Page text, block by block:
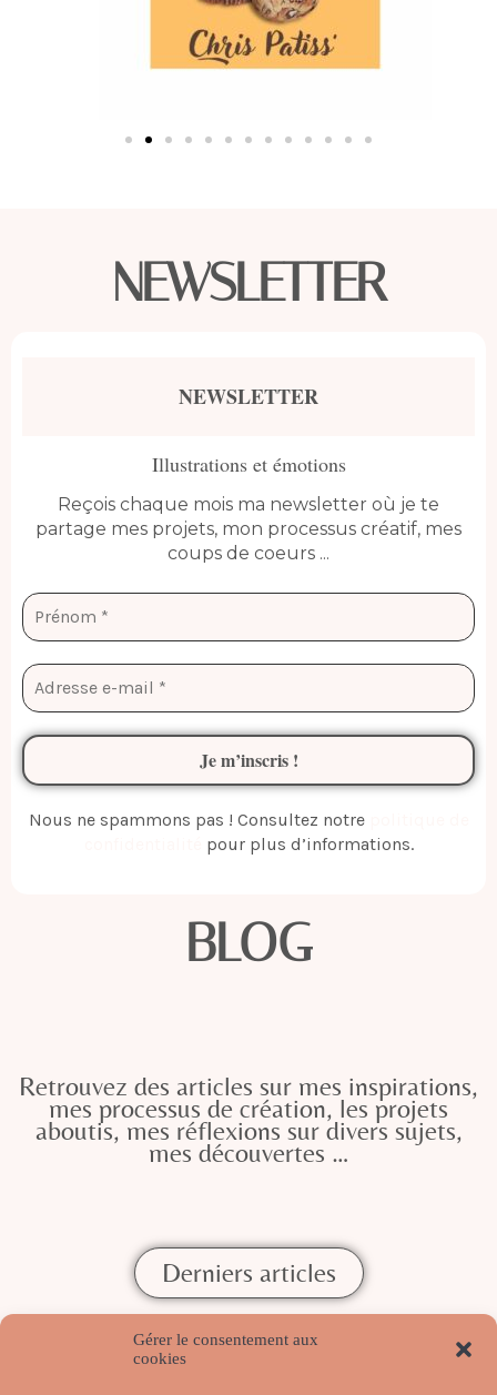
Gérer le consentement aux
cookies
NEWSLETTER
NEWSLETTER
Illustrations et émotions
Reçois chaque mois ma newsletter où je te
partage mes projets, mon processus créatif, mes
coups de coeurs ...
Nous ne spammons pas ! Consultez notre
pour plus d’informations.
BLOG
Retrouvez des articles sur mes inspirations,
mes processus de création, les projets
aboutis, mes réflexions sur divers sujets,
mes découvertes …
Derniers articles